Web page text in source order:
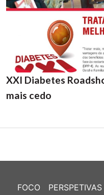
XXI Diabetes
mais cedo
FOCO PERSPETIVAS